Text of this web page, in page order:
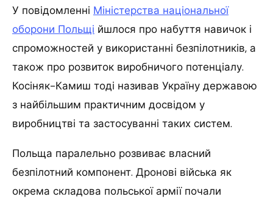
У повідомленні Міністерства національної
оборони Польщі йшлося про набуття навичок і
спроможностей у використанні безпілотників, а
також про розвиток виробничого потенціалу.
Косіняк-Камиш тоді називав Україну державою
з найбільшим практичним досвідом у
виробництві та застосуванні таких систем.
Польща паралельно розвиває власний
безпілотний компонент. Дронові війська як
окрема складова польської армії почали